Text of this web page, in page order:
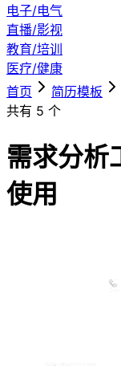
电子/电气
直播/影视
教育/培训
医疗/健康
首页
简历模板
共有 5 个
需求分析
使用